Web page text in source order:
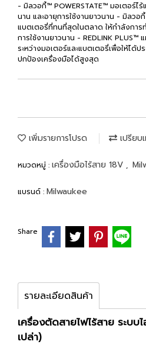
- มิลวอกี้™ POWERSTATE™ มอเตอร์ไ
นาน และอายุการใช้งานยาวนาน - มิลวอ
แบตเตอรี่ที่ทนที่สุดในตลาด ให้กำลังการ
การใช้งานยาวนาน - REDLINK PLUS™
ระหว่างมอเตอร์และแบตเตอรี่เพื่อให้ได้ป
ปกป้องเครื่องมือได้สูงสุด
เพิ่มรายการโปรด เปรียบ
หมวดหมู่ : เครื่องมือไร้สาย 18V ,
แบรนด์ : Milwaukee
Share
รายละเอียดสินค้า
เครื่องตัดสายไฟไร้สาย ระบ
เปล่า)